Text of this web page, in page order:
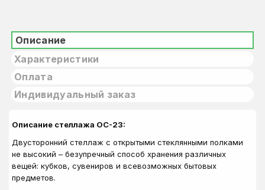
Описание
Характеристики
Оплата
Индивидуальный заказ
Описание стеллажа ОС-23:
Двусторонний стеллаж с открытыми стеклянными полками
не высокий – безупречный способ хранения различных
вещей: кубков, сувениров и всевозможных бытовых
предметов.